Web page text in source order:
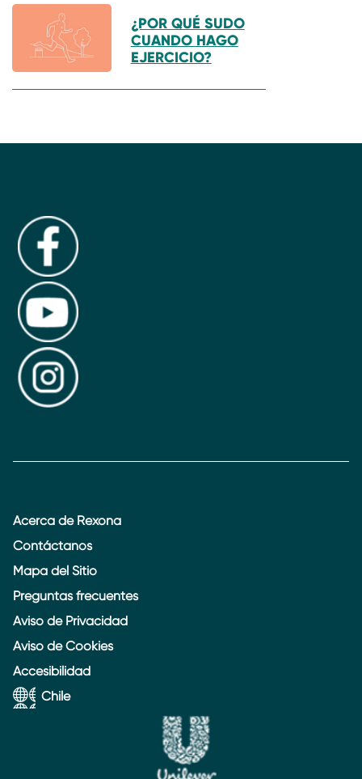
¿POR QUÉ SUDO
CUANDO HAGO
EJERCICIO?
Acerca de Rexona
Contáctanos
Mapa del Sitio
Preguntas frecuentes
Aviso de Privacidad
Aviso de Cookies
Accesibilidad
Chile